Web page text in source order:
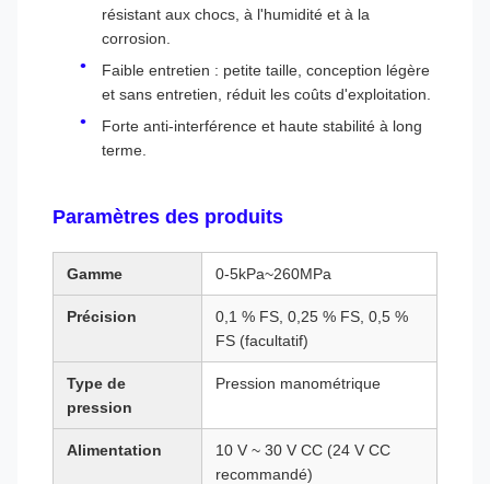
résistant aux chocs, à l'humidité et à la
corrosion.
Faible entretien : petite taille, conception légère
et sans entretien, réduit les coûts d'exploitation.
Forte anti-interférence et haute stabilité à long
terme.
Paramètres des produits
Gamme 0-5kPa~260MPa
Précision
0,1 % FS, 0,25 % FS, 0,5 %
FS (facultatif)
Type de
pression
Pression manométrique
Alimentation
10 V ~ 30 V CC (24 V CC
recommandé)